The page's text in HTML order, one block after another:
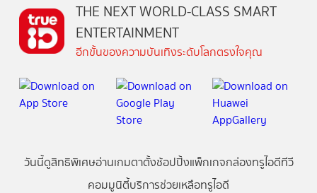
THE NEXT WORLD-CLASS SMART
ENTERTAINMENT
อีกขั้นของความบันเทิงระดับโลกตรงใจคุณ
วันนี้ดูสิทธิพิเศษอ่านเกมตาตั้งช้อปปิ้งแพ็กเกจกล่องทรูไอดีทีวี
คอมมูนิตี้บริการช่วยเหลือทรูไอดี